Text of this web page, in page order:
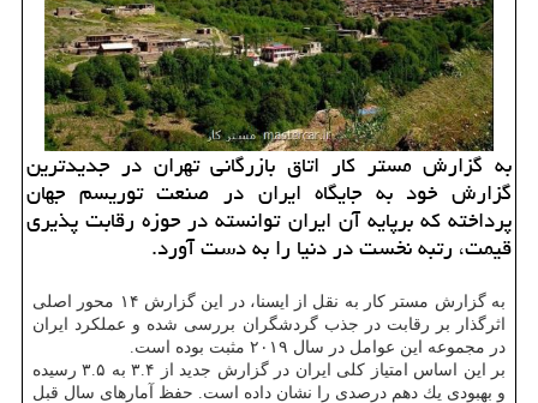
به گزارش مستر كار اتاق بازرگانی تهران در جدیدترین
گزارش خود به جایگاه ایران در صنعت توریسم جهان
پرداخته كه برپایه آن ایران توانسته در حوزه رقابت پذیری
قیمت، رتبه نخست در دنیا را به دست آورد.
به گزارش مستر كار به نقل از ایسنا، در این گزارش ۱۴ محور اصلی
اثرگذار بر رقابت در جذب گردشگران بررسی شده و عملكرد ایران
در مجموعه این عوامل در سال ۲۰۱۹ مثبت بوده است.
بر این اساس امتیاز كلی ایران در گزارش جدید از ۳.۴ به ۳.۵ رسیده
و بهبودی یك دهم درصدی را نشان داده است. حفظ آمارهای سال قبل